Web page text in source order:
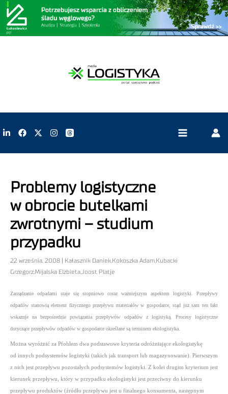
Problemy logistyczne
w obrocie butelkami
zwrotnymi – studium
przypadku
22 września, 2008 | Kałasznik Daniek,Kokoszka Adam,Kubacki
Grzegorz,Mijalska Elżbieta,Joost Platje
Zarządzanie odpadami staje się stopniowo coraz ważniejszym aspektem logistyki. Przepływy
odpadów stanowią element fizycznego przepływu materiałów w gospodarce, stąd już sam ten fakt
wskazuje na bezpośrednie powiązania przepływów odpadów z logistyką. Procesy logistyczne
dotyczące przepływów odpadów w gospodarce określane są terminem ekologistyka.
Można wyróżnić za Pfohlem dwa podstawowe kryteria odróżniające ekologistykę
od innych podsystemów logistyki (takich jak transport lub magazynowanie). Pierwszym
z nich jest przepływu pozostałych podsystemów logistyki. Z kolei drugim kryterium jest
kierunek przepływu, który w przypadku ekologistyki jest przeciwny do kierunku
przepływu produktów (źródło przepływu jest u finalnego konsumenta, następnym